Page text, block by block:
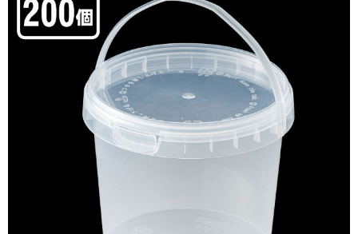
お問い合わせ